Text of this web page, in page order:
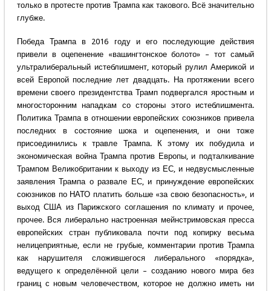
только в протесте против Трампа как такового. Всё значительно
глубже.
Победа Трампа в 2016 году и его последующие действия
привели в оцепенение «вашингтонское болото» – тот самый
ультралиберальный истеблишмент, который рулил Америкой и
всей Европой последние лет двадцать. На протяжении всего
времени своего президентства Трамп подвергался яростным и
многосторонним нападкам со стороны этого истеблишмента.
Политика Трампа в отношении европейских союзников привела
последних в состояние шока и оцепенения, и они тоже
присоединились к травле Трампа. К этому их побудила и
экономическая война Трампа против Европы, и подталкивание
Трампом Великобритании к выходу из ЕС, и недвусмысленные
заявления Трампа о развале ЕС, и принуждение европейских
союзников по НАТО платить больше «за свою безопасность», и
выход США из Парижского соглашения по климату и прочее,
прочее. Вся либерально настроенная мейнстримовская пресса
европейских стран публиковала почти под копирку весьма
нелицеприятные, если не грубые, комментарии против Трампа
как нарушителя сложившегося либерального «порядка»,
ведущего к определённой цели – созданию нового мира без
границ с новым человечеством, которое не должно иметь ни